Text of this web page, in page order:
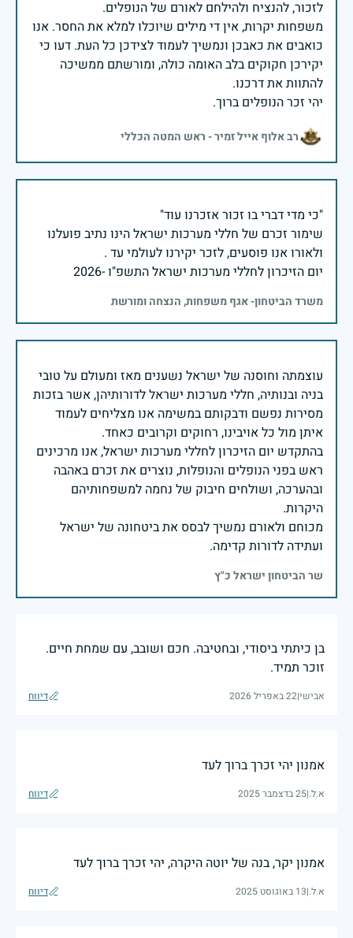
משפחות יקרות, אין די מילים שיוכלו למלא את החסר. אנו
כואבים את כאבכן ונמשיך לעמוד לצידכן כל העת. דעו כי
יקירכן חקוקים בלב האומה כולה, ומורשתם ממשיכה
יהי זכר הנופלים ברוך.
רב אלוף אייל זמיר - ראש המטה הכללי
שימור זכרם של חללי מערכות ישראל הינו נתיב פועלנו
יום הזיכרון לחללי מערכות ישראל התשפ"ו -2026
משרד הביטחון- אגף משפחות, הנצחה ומורשת
עוצמתה וחוסנה של ישראל נשענים מאז ומעולם על טובי
בניה ובנותיה, חללי מערכות ישראל לדורותיהן, אשר בזכות
מסירות נפשם ודבקותם במשימה אנו מצליחים לעמוד
בהתקדש יום הזיכרון לחללי מערכות ישראל, אנו מרכינים
ראש בפני הנופלים והנופלות, נוצרים את זכרם באהבה
ובהערכה, ושולחים חיבוק של נחמה למשפחותיהם
מכוחם ולאורם נמשיך לבסס את ביטחונה של ישראל
ועתידה לדורות קדימה.
שר הביטחון ישראל כ"ץ
בן כיתתי ביסודי, ובחטיבה. חכם ושובב, עם שמחת חיים.
זוכר תמיד.
אבישי|22 באפריל 2026 דיווח
אמנון יהי זכרך ברוך לעד
א.ל.|25 בדצמבר 2025 דיווח
אמנון יקר, בנה של יוטה היקרה, יהי זכרך ברוך לעד
א.ל.|13 באוגוסט 2025 דיווח